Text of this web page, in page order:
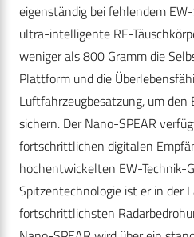
eigenständig bei fehlendem
ultra-intelligente RF-
weniger als 800 Gramm die
Plattform und die
Luftfahrzeugbesatzung, um den
sichern. Der Nano-SPEAR
fortschrittlichen digitalen
hochentwickelten EW-Technik-
Spitzentechnologie ist er in der
fortschrittlichsten